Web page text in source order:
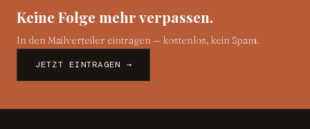
Keine Folge mehr verpassen.
In den Mailverteiler eintragen — kostenlos, kein Spam.
JETZT EINTRAGEN →